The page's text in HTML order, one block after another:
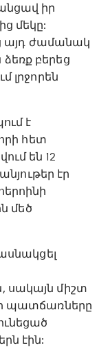
իր
մեկը:
այդ ժամանակ
բերեց
լրջորեն
է
հետ
են 12
էր
մեծ
սակայն միշտ
պատճառները
էին: